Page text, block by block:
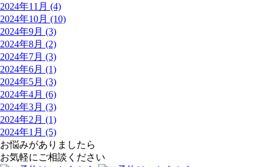
2024年11月 (4)
2024年10月 (10)
2024年9月 (3)
2024年8月 (2)
2024年7月 (3)
2024年6月 (1)
2024年5月 (3)
2024年4月 (6)
2024年3月 (3)
2024年2月 (1)
2024年1月 (5)
お悩みがありましたら
お気軽にご相談ください